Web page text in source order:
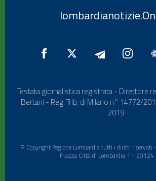
Testata giornalistica registrata - Direttore
Bertani - Reg. Trib. di Milano n° 14772/
2019
© Copyright Regione Lombardia tutti i diritti
Piazza Città di Lombardia 1 - 20124